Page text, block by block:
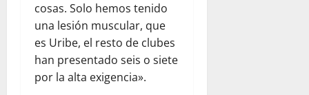
cosas. Solo hemos tenido
una lesión muscular, que
es Uribe, el resto de clubes
han presentado seis o siete
por la alta exigencia».